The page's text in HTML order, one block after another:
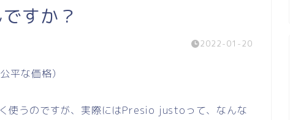
すか？
2022-01-20
な価格）
使うのですが、実際にはPresio justoって、なんな